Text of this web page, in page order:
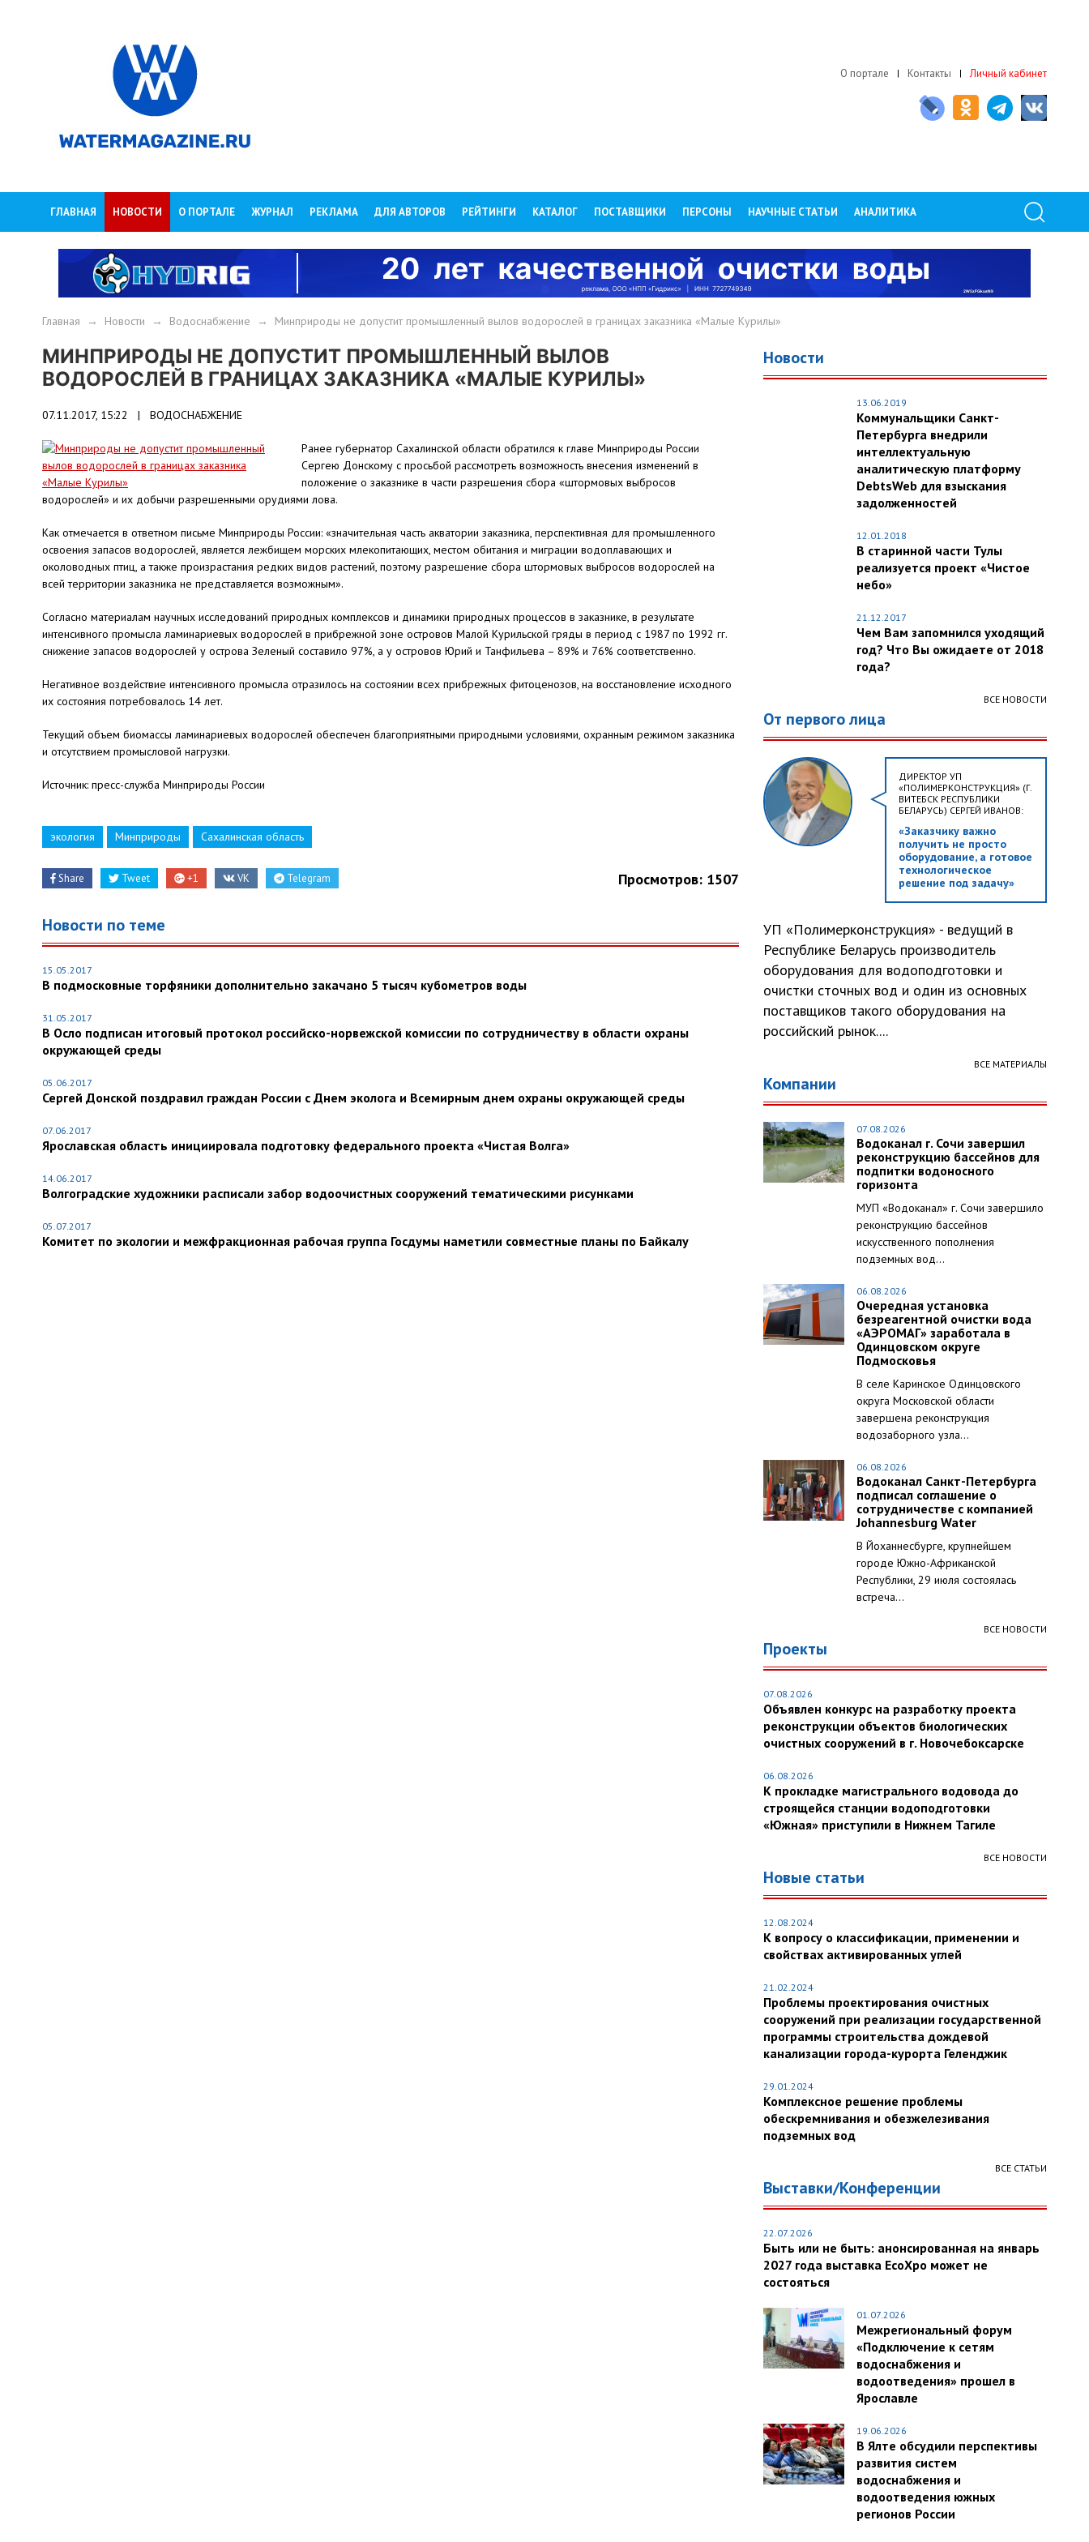
О портале Контакты Личный кабинет
ГЛАВНАЯ НОВОСТИ О ПОРТАЛЕ ЖУРНАЛ РЕКЛАМА ДЛЯ АВТОРОВ РЕЙТИНГИ КАТАЛОГ ПОСТАВЩИКИ ПЕРСОНЫ НАУЧНЫЕ СТАТЬИ АНАЛИТИКА
Главная → Новости → Водоснабжение → Минприроды не допустит промышленный вылов водорослей в границах заказника «Малые Курилы»
МИНПРИРОДЫ НЕ ДОПУСТИТ ПРОМЫШЛЕННЫЙ ВЫЛОВ
ВОДОРОСЛЕЙ В ГРАНИЦАХ ЗАКАЗНИКА «МАЛЫЕ КУРИЛЫ»
07.11.2017, 15:22 | ВОДОСНАБЖЕНИЕ
Ранее губернатор Сахалинской области обратился к главе Минприроды России
Сергею Донскому с просьбой рассмотреть возможность внесения изменений в
положение о заказнике в части разрешения сбора «штормовых выбросов
водорослей» и их добычи разрешенными орудиями лова.
Как отмечается в ответном письме Минприроды России: «значительная часть акватории заказника, перспективная для промышленного
освоения запасов водорослей, является лежбищем морских млекопитающих, местом обитания и миграции водоплавающих и
околоводных птиц, а также произрастания редких видов растений, поэтому разрешение сбора штормовых выбросов водорослей на
всей территории заказника не представляется возможным».
Согласно материалам научных исследований природных комплексов и динамики природных процессов в заказнике, в результате
интенсивного промысла ламинариевых водорослей в прибрежной зоне островов Малой Курильской гряды в период с 1987 по 1992 гг.
снижение запасов водорослей у острова Зеленый составило 97%, а у островов Юрий и Танфильева – 89% и 76% соответственно.
Негативное воздействие интенсивного промысла отразилось на состоянии всех прибрежных фитоценозов, на восстановление исходного
их состояния потребовалось 14 лет.
Текущий объем биомассы ламинариевых водорослей обеспечен благоприятными природными условиями, охранным режимом заказника
и отсутствием промысловой нагрузки.
Источник: пресс-служба Минприроды России
экология Минприроды Сахалинская область
Share Tweet +1 VK Telegram Просмотров: 1507
Новости по теме
15.05.2017
В подмосковные торфяники дополнительно закачано 5 тысяч кубометров воды
31.05.2017
В Осло подписан итоговый протокол российско-норвежской комиссии по сотрудничеству в области охраны
окружающей среды
05.06.2017
Сергей Донской поздравил граждан России с Днем эколога и Всемирным днем охраны окружающей среды
07.06.2017
Ярославская область инициировала подготовку федерального проекта «Чистая Волга»
14.06.2017
Волгоградские художники расписали забор водоочистных сооружений тематическими рисунками
05.07.2017
Комитет по экологии и межфракционная рабочая группа Госдумы наметили совместные планы по Байкалу
Новости
13.06.2019
Коммунальщики Санкт-
Петербурга внедрили
интеллектуальную
аналитическую платформу
DebtsWeb для взыскания
задолженностей
12.01.2018
В старинной части Тулы
реализуется проект «Чистое
небо»
21.12.2017
Чем Вам запомнился уходящий
год? Что Вы ожидаете от 2018
года?
ВСЕ НОВОСТИ
От первого лица
ДИРЕКТОР УП
«ПОЛИМЕРКОНСТРУКЦИЯ» (Г.
ВИТЕБСК РЕСПУБЛИКИ
БЕЛАРУСЬ) СЕРГЕЙ ИВАНОВ:
«Заказчику важно
получить не просто
оборудование, а готовое
технологическое
решение под задачу»
УП «Полимерконструкция» - ведущий в
Республике Беларусь производитель
оборудования для водоподготовки и
очистки сточных вод и один из основных
поставщиков такого оборудования на
российский рынок....
ВСЕ МАТЕРИАЛЫ
Компании
07.08.2026
Водоканал г. Сочи завершил
реконструкцию бассейнов для
подпитки водоносного
горизонта
МУП «Водоканал» г. Сочи завершило
реконструкцию бассейнов
искусственного пополнения
подземных вод...
06.08.2026
Очередная установка
безреагентной очистки вода
«АЭРОМАГ» заработала в
Одинцовском округе
Подмосковья
В селе Каринское Одинцовского
округа Московской области
завершена реконструкция
водозаборного узла...
06.08.2026
Водоканал Санкт-Петербурга
подписал соглашение о
сотрудничестве с компанией
Johannesburg Water
В Йоханнесбурге, крупнейшем
городе Южно-Африканской
Республики, 29 июля состоялась
встреча...
ВСЕ НОВОСТИ
Проекты
07.08.2026
Объявлен конкурс на разработку проекта
реконструкции объектов биологических
очистных сооружений в г. Новочебоксарске
06.08.2026
К прокладке магистрального водовода до
строящейся станции водоподготовки
«Южная» приступили в Нижнем Тагиле
ВСЕ НОВОСТИ
Новые статьи
12.08.2024
К вопросу о классификации, применении и
свойствах активированных углей
21.02.2024
Проблемы проектирования очистных
сооружений при реализации государственной
программы строительства дождевой
канализации города-курорта Геленджик
29.01.2024
Комплексное решение проблемы
обескремнивания и обезжелезивания
подземных вод
ВСЕ СТАТЬИ
Выставки/Конференции
22.07.2026
Быть или не быть: анонсированная на январь
2027 года выставка EcoXpo может не
состояться
01.07.2026
Межрегиональный форум
«Подключение к сетям
водоснабжения и
водоотведения» прошел в
Ярославле
19.06.2026
В Ялте обсудили перспективы
развития систем
водоснабжения и
водоотведения южных
регионов России